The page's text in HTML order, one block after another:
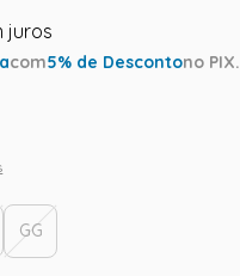
com5% de Descontono PIX.
GG